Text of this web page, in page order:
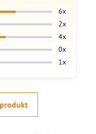
6x
2x
4x
0x
1x